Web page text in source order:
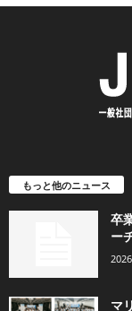
もっと他のニュース
卒
ー
マ